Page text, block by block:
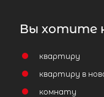
Вы хотите
квартиру
квартиру в
комнату